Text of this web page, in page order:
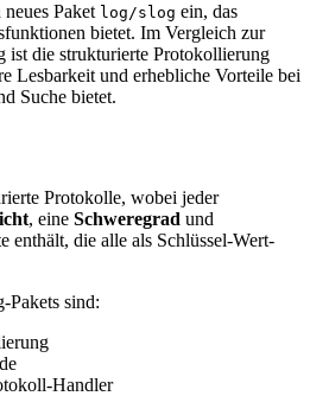
Paket log/slog ein, das
bietet. Im Vergleich zur
ist die strukturierte Protokollierung
Lesbarkeit und erhebliche Vorteile bei
Suche bietet.
Protokolle, wobei jeder
, eine Schweregrad und
enthält, die alle als Schlüssel-Wert-
Pakets sind:
Handler